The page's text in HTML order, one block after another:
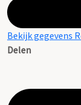
Bekijk gegevens
Delen